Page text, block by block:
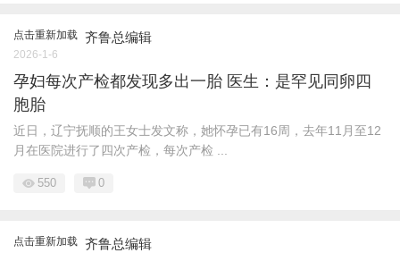
点击重新加载 齐鲁总编辑
2026-1-6
孕妇每次产检都发现多出一胎 医生：是罕见同卵四
胞胎
近日，辽宁抚顺的王女士发文称，她怀孕已有16周，去年11月至12
月在医院进行了四次产检，每次产检 ...
550 0
点击重新加载 齐鲁总编辑